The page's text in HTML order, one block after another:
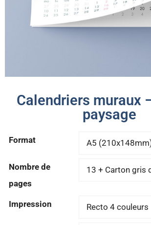
Calendriers muraux
paysage
Format
Nombre de
pages
Impression